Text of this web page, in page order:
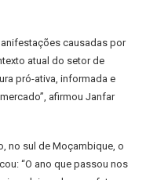
causadas por
atual do setor de
pró-ativa, informada e
afirmou Janfar
no sul de Moçambique, o
“O ano que passou nos